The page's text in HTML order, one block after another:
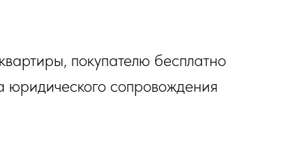
покупателю бесплатно
юридического сопровождения